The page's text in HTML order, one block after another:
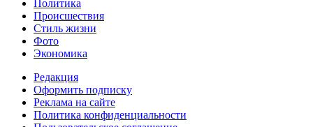
Политика
Происшествия
Стиль жизни
Фото
Экономика
Редакция
Оформить подписку
Реклама на сайте
Политика конфиденциальности